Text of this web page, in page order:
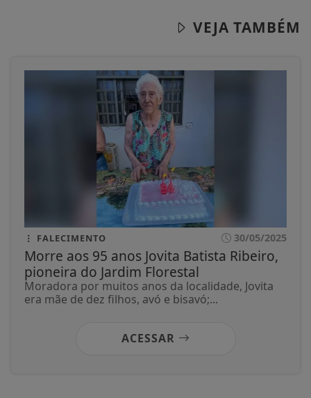
VEJA TAMBÉM
FALECIMENTO 30/05/2025
Morre aos 95 anos Jovita Batista Ribeiro,
pioneira do Jardim Florestal
Moradora por muitos anos da localidade, Jovita
era mãe de dez filhos, avó e bisavó;...
ACESSAR